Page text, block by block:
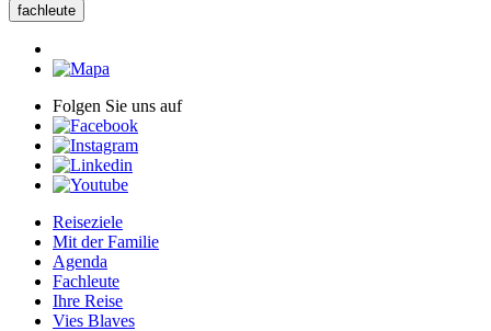
fachleute
Folgen Sie uns auf
Reiseziele
Mit der Familie
Agenda
Fachleute
Ihre Reise
Vies Blaves